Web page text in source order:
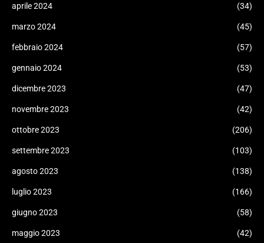
aprile 2024 (34)
marzo 2024 (45)
febbraio 2024 (57)
gennaio 2024 (53)
dicembre 2023 (47)
novembre 2023 (42)
ottobre 2023 (206)
settembre 2023 (103)
agosto 2023 (138)
luglio 2023 (166)
giugno 2023 (58)
maggio 2023 (42)